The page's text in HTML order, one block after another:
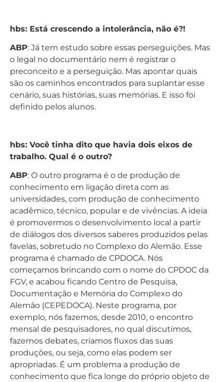
hbs: Está crescendo a intolerância, não é?!
ABP: Já tem estudo sobre essas perseguições. Mas
o legal no documentário nem é registrar o
preconceito e a perseguição. Mas apontar quais
são os caminhos encontrados para suplantar esse
cenário, suas histórias, suas memórias. E isso foi
definido pelos alunos.
hbs: Você tinha dito que havia dois eixos de
trabalho. Qual é o outro?
ABP: O outro programa é o de produção de
conhecimento em ligação direta com as
universidades, com produção de conhecimento
acadêmico, técnico, popular e de vivências. A ideia
é promovermos o desenvolvimento local a partir
de diálogos dos diversos saberes produzidos pelas
favelas, sobretudo no Complexo do Alemão. Esse
programa é chamado de CPDOCA. Nós
começamos brincando com o nome do CPDOC da
FGV, e acabou ficando Centro de Pesquisa,
Documentação e Memória do Complexo do
Alemão (CEPEDOCA). Neste programa, por
exemplo, nós fazemos, desde 2010, o encontro
mensal de pesquisadores, no qual discutimos,
fazemos debates, criamos fluxos das suas
produções, ou seja, como elas podem ser
apropriadas. É um problema a produção de
conhecimento que fica longe do próprio objeto de